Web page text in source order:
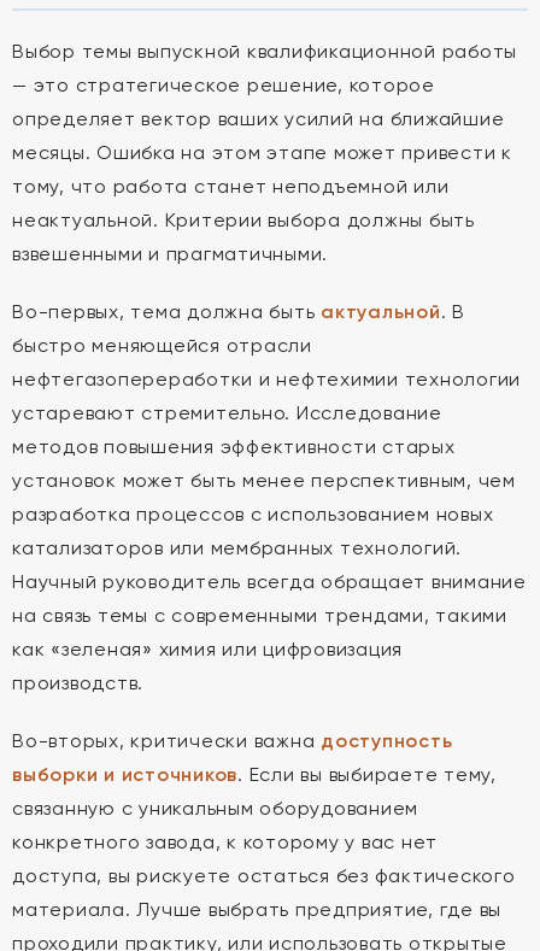
Выбор темы выпускной квалификационной работы
— это стратегическое решение, которое
определяет вектор ваших усилий на ближайшие
месяцы. Ошибка на этом этапе может привести к
тому, что работа станет неподъемной или
неактуальной. Критерии выбора должны быть
взвешенными и прагматичными.
Во-первых, тема должна быть актуальной. В
быстро меняющейся отрасли
нефтегазопереработки и нефтехимии технологии
устаревают стремительно. Исследование
методов повышения эффективности старых
установок может быть менее перспективным, чем
разработка процессов с использованием новых
катализаторов или мембранных технологий.
Научный руководитель всегда обращает внимание
на связь темы с современными трендами, такими
как «зеленая» химия или цифровизация
производств.
Во-вторых, критически важна доступность
выборки и источников. Если вы выбираете тему,
связанную с уникальным оборудованием
конкретного завода, к которому у вас нет
доступа, вы рискуете остаться без фактического
материала. Лучше выбрать предприятие, где вы
проходили практику, или использовать открытые